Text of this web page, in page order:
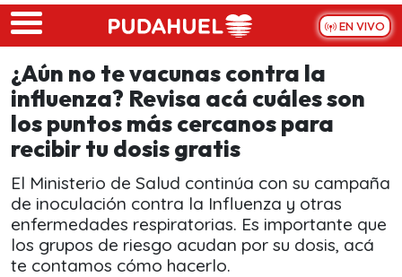
Skip to main content
EN VIVO
¿Aún no te vacunas contra la
influenza? Revisa acá cuáles son
los puntos más cercanos para
recibir tu dosis gratis
El Ministerio de Salud continúa con su campaña
de inoculación contra la Influenza y otras
enfermedades respiratorias. Es importante que
los grupos de riesgo acudan por su dosis, acá
te contamos cómo hacerlo.